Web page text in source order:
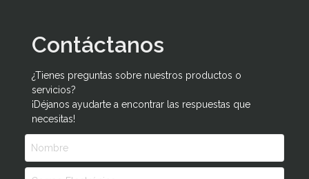
Contáctanos
¿Tienes preguntas sobre nuestros productos o
servicios?
¡Déjanos ayudarte a encontrar las respuestas que
necesitas!